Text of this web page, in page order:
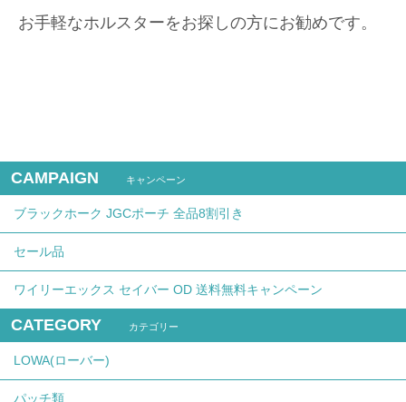
お手軽なホルスターをお探しの方にお勧めです。
CAMPAIGN キャンペーン
ブラックホーク JGCポーチ 全品8割引き
セール品
ワイリーエックス セイバー OD 送料無料キャンペーン
CATEGORY カテゴリー
LOWA(ローバー)
パッチ類